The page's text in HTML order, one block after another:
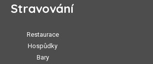
Stravování
Restaurace
Hospůdky
Bary